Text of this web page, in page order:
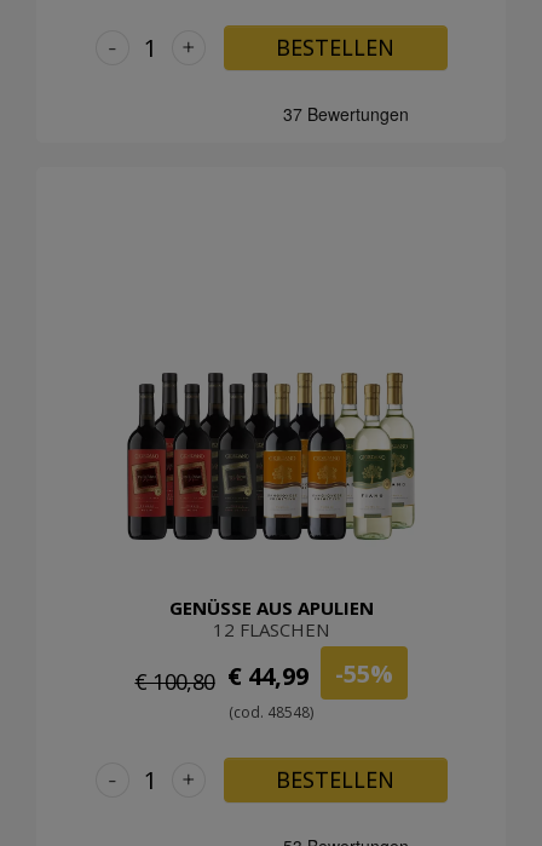
+
- BESTELLEN
GENÜSSE AUS APULIEN
12 FLASCHEN
€ 100,80 € 44,99 -55%
(cod. 48548)
+
- BESTELLEN